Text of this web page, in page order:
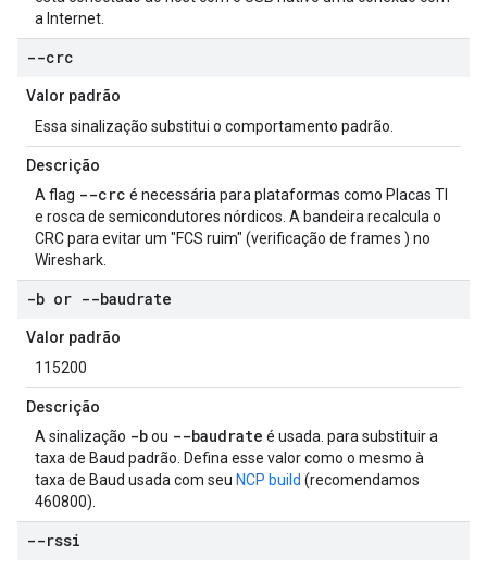
a Internet.
--crc
Valor padrão
Essa sinalização substitui o comportamento padrão.
Descrição
A flag --crc é necessária para plataformas como Placas TI
e rosca de semicondutores nórdicos. A bandeira recalcula o
CRC para evitar um "FCS ruim" (verificação de frames ) no
Wireshark.
-b or --baudrate
Valor padrão
115200
Descrição
A sinalização -bou --baudrate é usada. para substituir a
taxa de Baud padrão. Defina esse valor como o mesmo à
taxa de Baud usada com seu NCP build (recomendamos
460800).
--rssi